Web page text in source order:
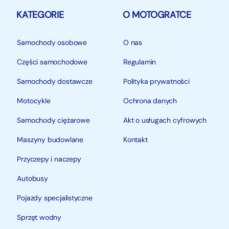
KATEGORIE
Samochody osobowe
Części samochodowe
Samochody dostawcze
Motocykle
Samochody ciężarowe
Maszyny budowlane
Przyczepy i naczepy
Autobusy
Pojazdy specjalistyczne
Sprzęt wodny
O MOTOGRATCE
O nas
Regulamin
Polityka prywatności
Ochrona danych
Akt o usługach cyfrowych
Kontakt